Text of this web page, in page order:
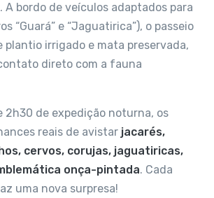
A bordo de veículos adaptados para
“Guará” e “Jaguatirica”), o passeio
plantio irrigado e mata preservada,
direto com a fauna
2h30 de expedição noturna, os
reais de avistar jacarés,
cervos, corujas, jaguatiricas,
onça-pintada. Cada
uma nova surpresa!